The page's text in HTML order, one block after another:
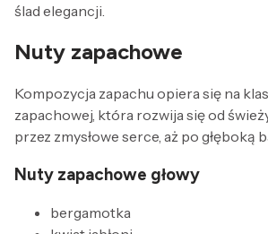
ślad elegancji.
Nuty zapachowe
Kompozycja zapachu opiera się na
zapachowej, która rozwija się od
przez zmysłowe serce, aż po głęboką
Nuty zapachowe głowy
bergamotka